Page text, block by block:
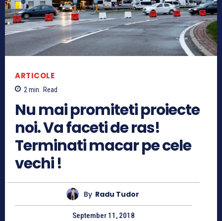
ARTICOLE
2 min. Read
Nu mai promiteti proiecte
noi. Va faceti de ras!
Terminati macar pe cele
vechi !
By Radu Tudor
September 11, 2018